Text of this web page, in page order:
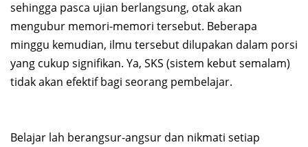
sehingga pasca ujian berlangsung, otak akan
mengubur memori-memori tersebut. Beberapa
minggu kemudian, ilmu tersebut dilupakan dalam porsi
yang cukup signifikan. Ya, SKS (sistem kebut semalam)
tidak akan efektif bagi seorang pembelajar.
Belajar lah berangsur-angsur dan nikmati setiap